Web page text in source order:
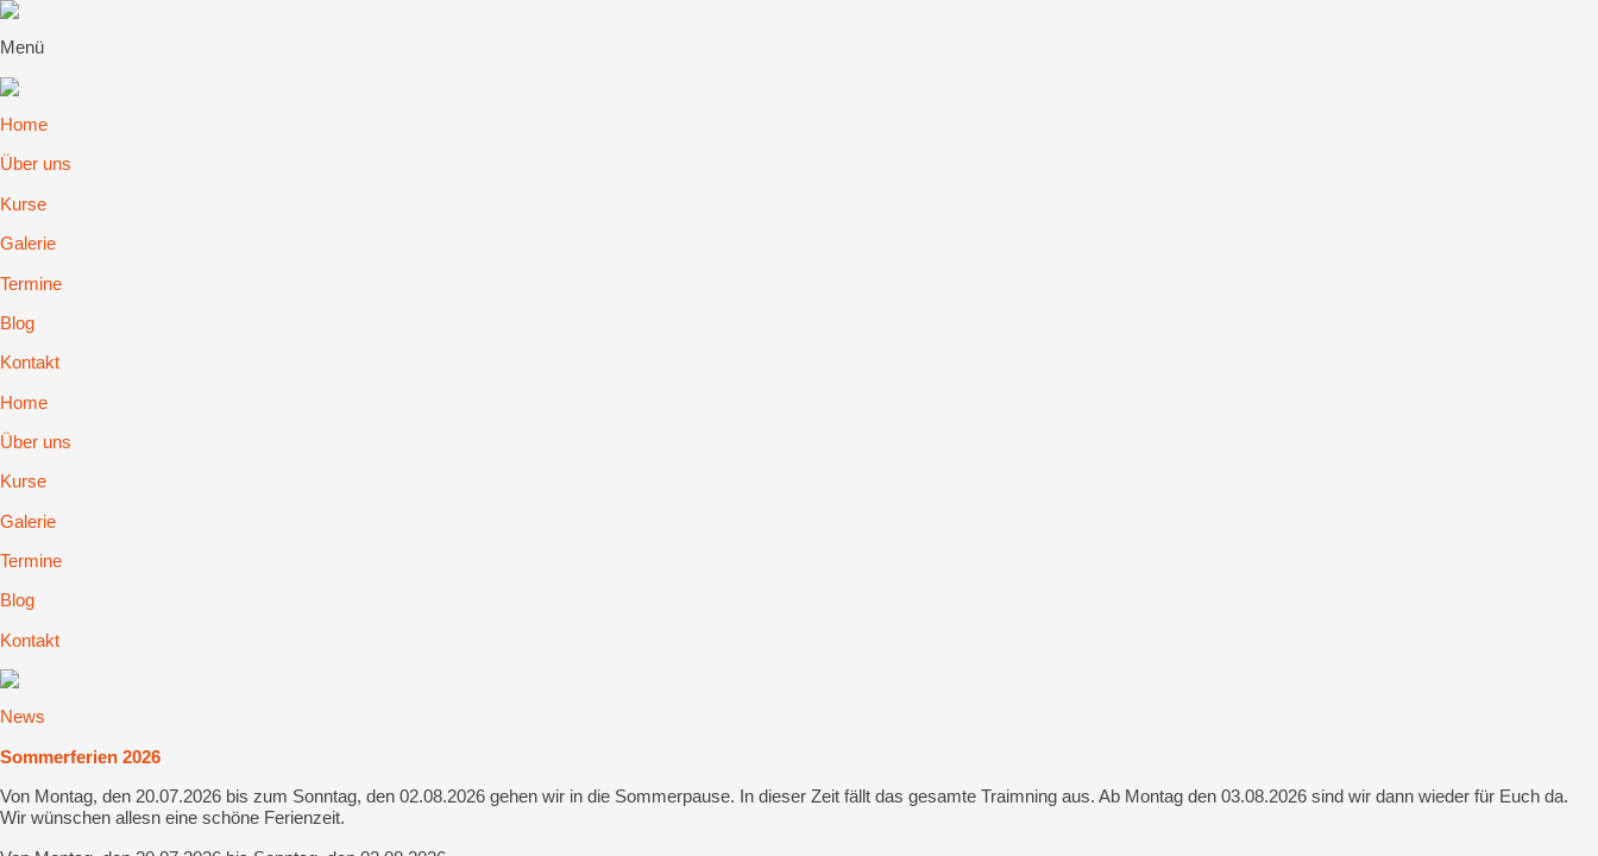
Menü
Home
Über uns
Kurse
Galerie
Termine
Blog
Kontakt
Home
Über uns
Kurse
Galerie
Termine
Blog
Kontakt
News
Sommerferien 2026
Von Montag, den 20.07.2026 bis zum Sonntag, den 02.08.2026 gehen wir in die Sommerpause. In dieser Zeit fällt das gesamte Traimning aus. Ab Montag den 03.08.2026 sind wir dann wieder für Euch da.
Wir wünschen allesn eine schöne Ferienzeit.